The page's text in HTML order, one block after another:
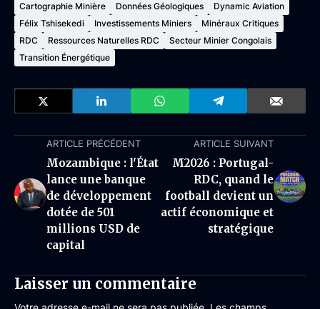
Cartographie Minière Données Géologiques
Dynamic Aviation
Félix Tshisekedi
Investissements Miniers
Minéraux Critiques
RDC
Ressources Naturelles RDC
Secteur Minier Congolais
Transition Énergétique
ARTICLE PRÉCÉDENT
Mozambique : l'État
lance une banque
de développement
dotée de 501
millions USD de
capital
ARTICLE SUIVANT
M2026 : Portugal-
RDC, quand le
football devient un
actif économique et
stratégique
Laisser un commentaire